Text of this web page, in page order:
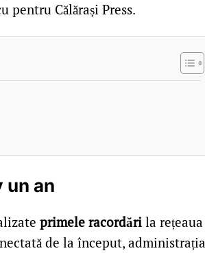
pentru Călărași Press.
un an
primele racordări la rețeaua
de la început, administrația